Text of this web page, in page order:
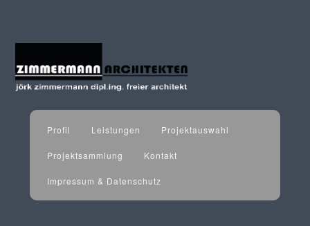
Profil Leistungen Projektauswahl
Projektsammlung Kontakt
Impressum & Datenschutz